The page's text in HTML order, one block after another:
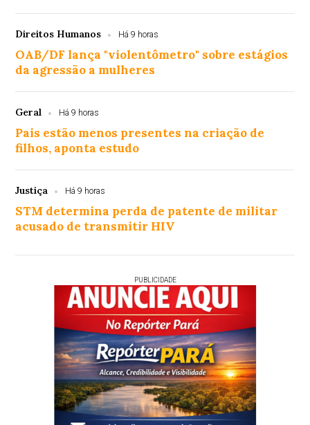
Direitos Humanos Há 9 horas
OAB/DF lança "violentômetro" sobre estágios
da agressão a mulheres
Geral Há 9 horas
Pais estão menos presentes na criação de
filhos, aponta estudo
Justiça Há 9 horas
STM determina perda de patente de militar
acusado de transmitir HIV
PUBLICIDADE